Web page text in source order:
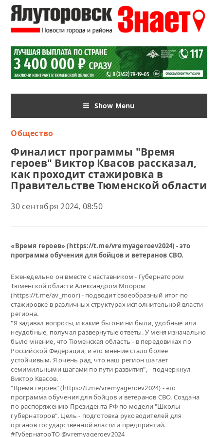
Show Menu
Общество
Финалист программы "Время
героев" Виктор Квасов рассказал,
как проходит стажировка в
Правительстве Тюменской области
30 сентября 2024, 08:50
«Время героев» (https://t.me/vremyageroev2024) - это
программа обучения для бойцов и ветеранов СВО.
Еженедельно он вместе с наставником - Губернатором
Тюменской области Александром Моором
(https://t.me/av_moor) - подводит своеобразный итог по
стажировке в различных структурах исполнительной власти
региона.
"Я задавал вопросы, и какие бы они ни были, удобные или
неудобные, получал развернутые ответы. У меня изначально
было мнение, что Тюменская область - в передовиках по
Российской Федерации, и это мнение стало более
устойчивым. Я очень рад, что наш регион шагает
семимильными шагами по пути развития", - подчеркнул
Виктор Квасов.
"Время героев" (https://t.me/vremyageroev2024) - это
программа обучения для бойцов и ветеранов СВО. Создана
по распоряжению Президента РФ по модели "Школы
губернаторов". Цель - подготовка руководителей для
органов государственной власти и предприятий.
#ГубернаторТО @vremyageroev2024